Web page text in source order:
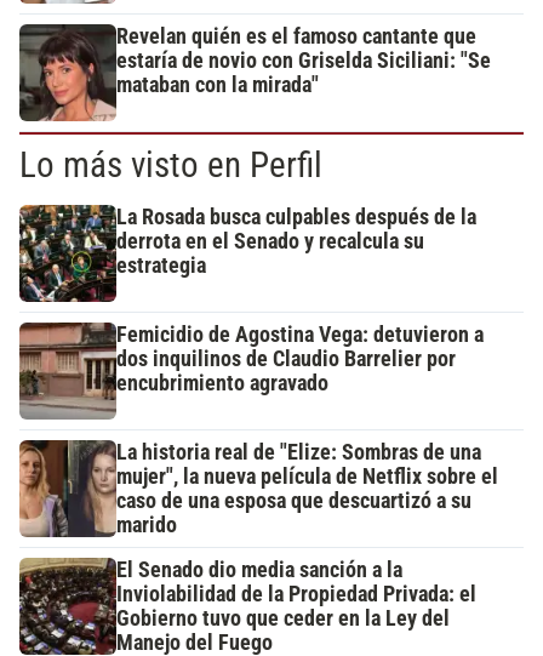
Revelan quién es el famoso cantante que
estaría de novio con Griselda Siciliani: "Se
mataban con la mirada"
Lo más visto en Perfil
La Rosada busca culpables después de la
derrota en el Senado y recalcula su
estrategia
Femicidio de Agostina Vega: detuvieron a
dos inquilinos de Claudio Barrelier por
encubrimiento agravado
La historia real de "Elize: Sombras de una
mujer", la nueva película de Netflix sobre el
caso de una esposa que descuartizó a su
marido
El Senado dio media sanción a la
Inviolabilidad de la Propiedad Privada: el
Gobierno tuvo que ceder en la Ley del
Manejo del Fuego